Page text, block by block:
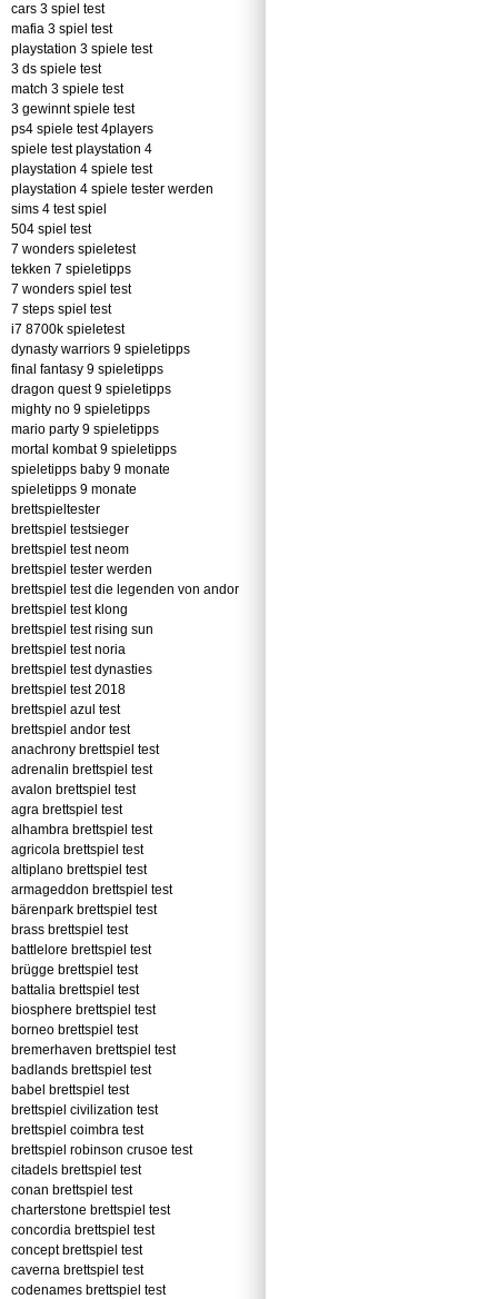
cars 3 spiel test
mafia 3 spiel test
playstation 3 spiele test
3 ds spiele test
match 3 spiele test
3 gewinnt spiele test
ps4 spiele test 4players
spiele test playstation 4
playstation 4 spiele test
playstation 4 spiele tester werden
sims 4 test spiel
504 spiel test
7 wonders spieletest
tekken 7 spieletipps
7 wonders spiel test
7 steps spiel test
i7 8700k spieletest
dynasty warriors 9 spieletipps
final fantasy 9 spieletipps
dragon quest 9 spieletipps
mighty no 9 spieletipps
mario party 9 spieletipps
mortal kombat 9 spieletipps
spieletipps baby 9 monate
spieletipps 9 monate
brettspieltester
brettspiel testsieger
brettspiel test neom
brettspiel tester werden
brettspiel test die legenden von andor
brettspiel test klong
brettspiel test rising sun
brettspiel test noria
brettspiel test dynasties
brettspiel test 2018
brettspiel azul test
brettspiel andor test
anachrony brettspiel test
adrenalin brettspiel test
avalon brettspiel test
agra brettspiel test
alhambra brettspiel test
agricola brettspiel test
altiplano brettspiel test
armageddon brettspiel test
bärenpark brettspiel test
brass brettspiel test
battlelore brettspiel test
brügge brettspiel test
battalia brettspiel test
biosphere brettspiel test
borneo brettspiel test
bremerhaven brettspiel test
badlands brettspiel test
babel brettspiel test
brettspiel civilization test
brettspiel coimbra test
brettspiel robinson crusoe test
citadels brettspiel test
conan brettspiel test
charterstone brettspiel test
concordia brettspiel test
concept brettspiel test
caverna brettspiel test
codenames brettspiel test